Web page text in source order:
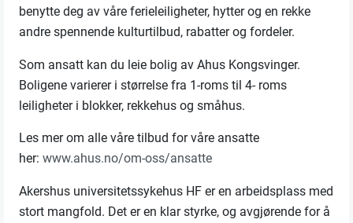
benytte deg av våre ferieleiligheter, hytter og en rekke
andre spennende kulturtilbud, rabatter og fordeler.
Som ansatt kan du leie bolig av Ahus Kongsvinger.
Boligene varierer i størrelse fra 1-roms til 4- roms
leiligheter i blokker, rekkehus og småhus.
Les mer om alle våre tilbud for våre ansatte
her:www.ahus.no/om-oss/ansatte
Akershus universitetssykehus HF er en arbeidsplass med
stort mangfold. Det er en klar styrke, og avgjørende for å